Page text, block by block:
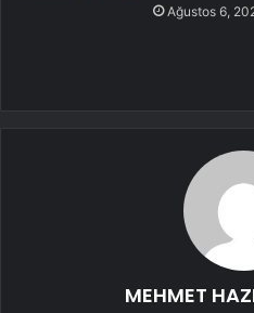
Ağustos 6,
MEHMET